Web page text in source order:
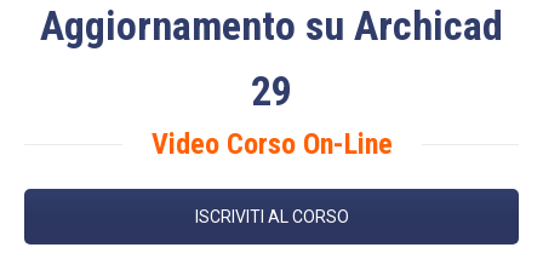
Aggiornamento su Archicad
29
Video Corso On-Line
ISCRIVITI AL CORSO